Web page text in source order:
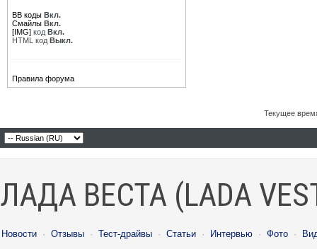
BB коды Вкл.
Смайлы Вкл.
[IMG] код Вкл.
HTML код Выкл.
Правила форума
Текущее
ЛАДА ВЕСТА (LADA
Новости · Отзывы · Тест-драйвы · Статьи · Интервью · Фото ·